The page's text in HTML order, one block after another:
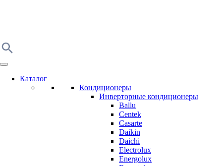
Каталог
Кондиционеры
Инверторные кондиционеры
Ballu
Centek
Casarte
Daikin
Daichi
Electrolux
Energolux